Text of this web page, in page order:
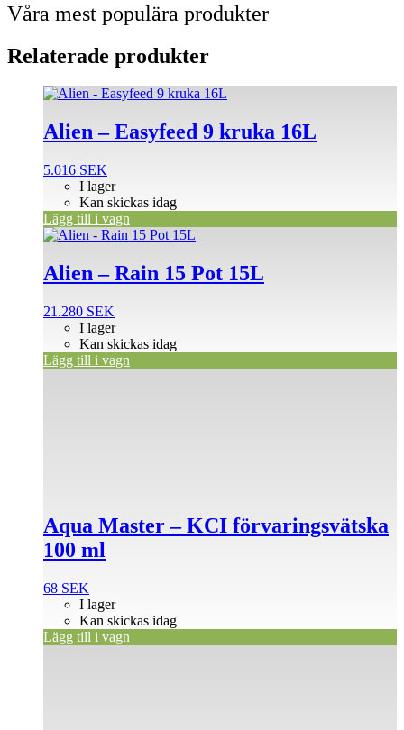
Våra mest populära produkter
Relaterade produkter
Alien – Easyfeed 9 kruka 16L
5.016 SEK
I lager
Kan skickas idag
Lägg till i vagn
Alien – Rain 15 Pot 15L
21.280 SEK
I lager
Kan skickas idag
Lägg till i vagn
Aqua Master – KCI förvaringsvätska
100 ml
68 SEK
I lager
Kan skickas idag
Lägg till i vagn